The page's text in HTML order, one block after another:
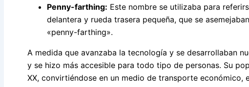
Penny-farthing: Este nombre se utilizaba para
delantera y rueda trasera pequeña, que se
«penny-farthing».
A medida que avanzaba la tecnología y se desarrollaban
y se hizo más accesible para todo tipo de personas. Su
XX, convirtiéndose en un medio de transporte económico,